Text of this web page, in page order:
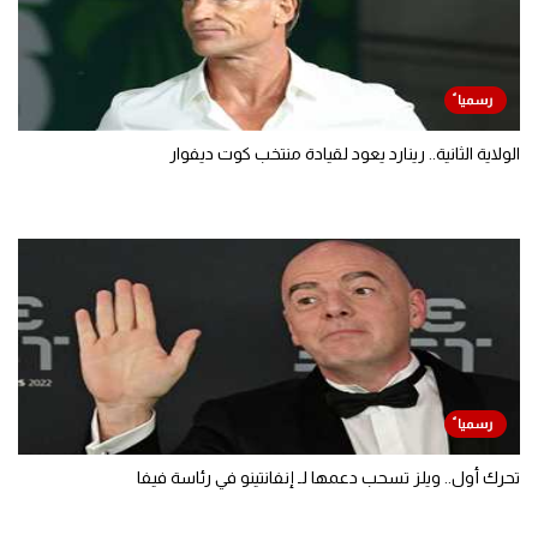
الولاية الثانية.. رينارد يعود لقيادة منتخب كوت ديفوار
تحرك أول.. ويلز تسحب دعمها لـ إنفانتينو في رئاسة فيفا